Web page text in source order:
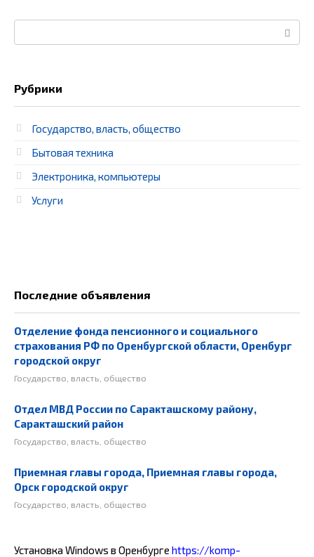
Рубрики
Государство, власть, общество
Бытовая техника
Электроника, компьютеры
Услуги
Последние объявления
Отделение фонда пенсионного и социального
страхования РФ по Оренбургской области, Оренбург
городской округ
Государство, власть, общество
Отдел МВД России по Саракташскому району,
Саракташский район
Государство, власть, общество
Приемная главы города, Приемная главы города,
Орск городской округ
Государство, власть, общество
Установка Windows в Оренбурге https://komp-